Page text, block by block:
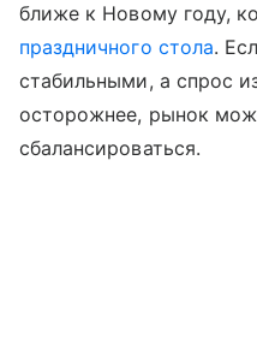
ближе к Новому году,
праздничного стола.
стабильными, а спрос
осторожнее, рынок
сбалансироваться.